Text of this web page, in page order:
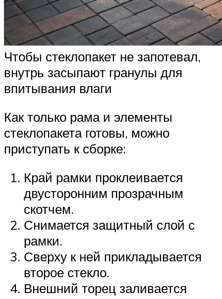
Чтобы стеклопакет не запотевал,
внутрь засыпают гранулы для
впитывания влаги
Как только рама и элементы
стеклопакета готовы, можно
приступать к сборке:
Край рамки проклеивается
двусторонним прозрачным
скотчем.
Снимается защитный слой с
рамки.
Сверху к ней прикладывается
второе стекло.
Внешний торец заливается